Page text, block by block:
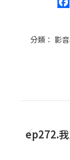
分類： 影
ep272.